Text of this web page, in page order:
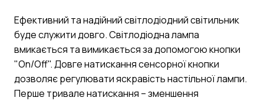
Ефективний та надійний світлодіодний світильник
буде служити довго. Світлодіодна лампа
вмикається та вимикається за допомогою кнопки
"On/Off". Довге натискання сенсорної кнопки
дозволяє регулювати яскравість настільної лампи.
Перше тривале натискання – зменшення